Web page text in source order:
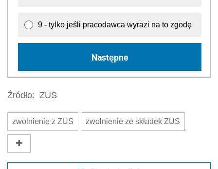
9 - tylko jeśli pracodawca wyrazi na to zgodę
Następne
Źródło: ZUS
zwolnienie z ZUS zwolnienie ze składek ZUS